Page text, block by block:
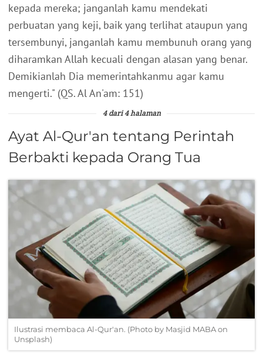
kepada mereka; janganlah kamu mendekati
perbuatan yang keji, baik yang terlihat ataupun yang
tersembunyi, janganlah kamu membunuh orang yang
diharamkan Allah kecuali dengan alasan yang benar.
Demikianlah Dia memerintahkanmu agar kamu
mengerti." (QS. Al An'am: 151)
4 dari 4 halaman
Ayat Al-Qur'an tentang Perintah
Berbakti kepada Orang Tua
Ilustrasi membaca Al-Qur'an. (Photo by Masjid MABA on
Unsplash)